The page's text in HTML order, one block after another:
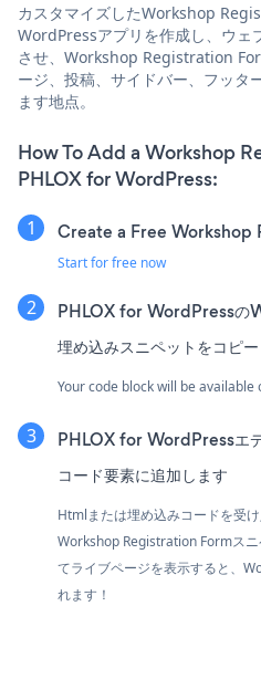
カスタマイズしたWorkshop
WordPressアプリを作成し、ウェ
させ、Workshop Registration
ージ、投稿、サイドバー、フッタ
ます地点。
How To Add a Workshop
PHLOX for WordPress:
Create a Free
Start for free now
PHLOX for WordPress
埋め込みスニペットをコピ
Your code block will be
PHLOX for WordPressエ
コード要素に追加します
Htmlまたは埋め込みコードを受
Workshop Registration Formス
てライブページを表示すると、
れます！